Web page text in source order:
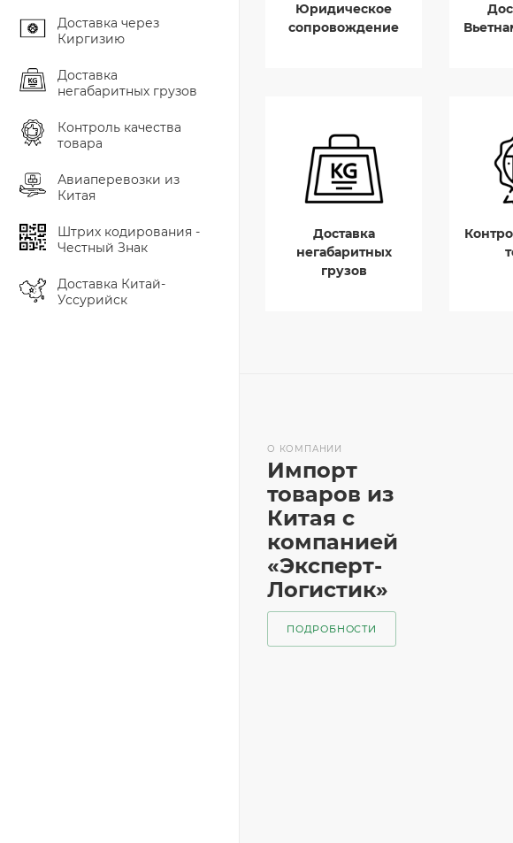
Доставка через
Киргизию
Доставка
негабаритных грузов
Контроль качества
товара
Авиаперевозки из
Китая
Штрих кодирования -
Честный Знак
Доставка Китай-
Уссурийск
Юридическое
сопровождение
Доставка
негабаритных
грузов
О КОМПАНИИ
Импорт
товаров из
Китая с
компанией
«Эксперт-
Логистик»
ПОДРОБНОСТИ